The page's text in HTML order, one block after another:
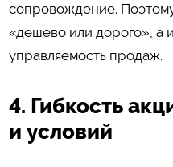
сопровождение.
«дешево или дорого», а
управляемость продаж.
4. Гибкость
и условий